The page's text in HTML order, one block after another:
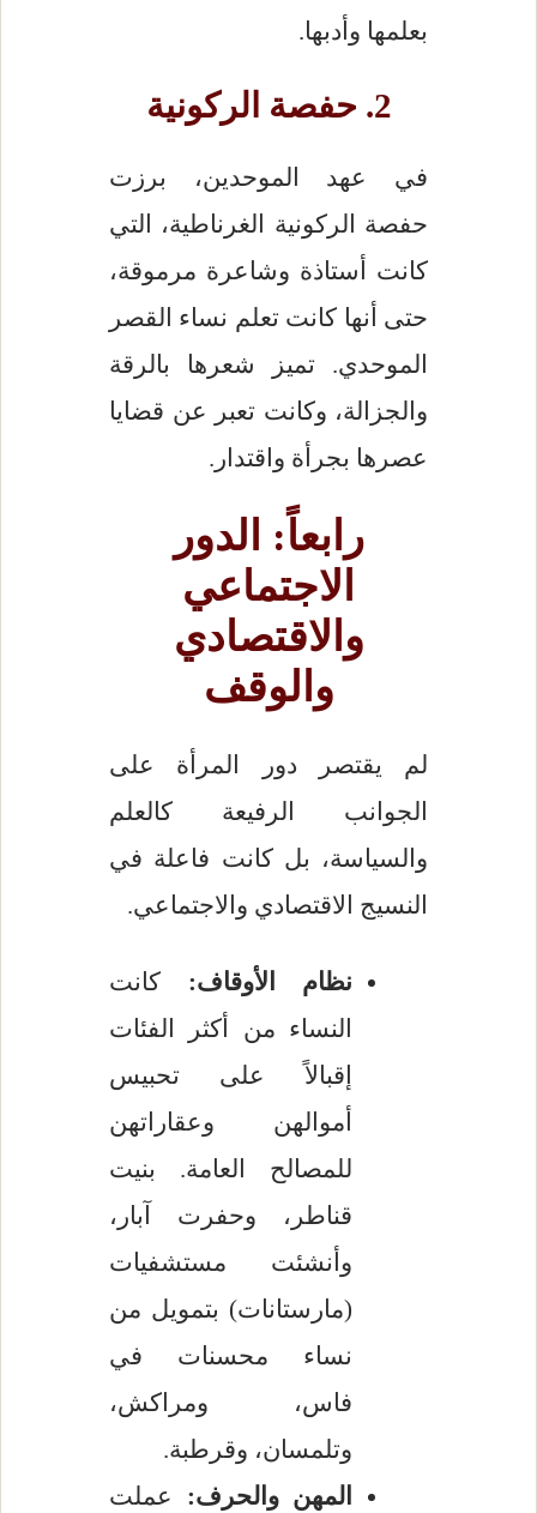
بعلمها وأدبها.
2. حفصة الركونية
في عهد الموحدين، برزت
حفصة الركونية الغرناطية، التي
كانت أستاذة وشاعرة مرموقة،
حتى أنها كانت تعلم نساء القصر
الموحدي. تميز شعرها بالرقة
والجزالة، وكانت تعبر عن قضايا
عصرها بجرأة واقتدار.
رابعاً: الدور
الاجتماعي
والاقتصادي
والوقف
لم يقتصر دور المرأة على
الجوانب الرفيعة كالعلم
والسياسة، بل كانت فاعلة في
النسيج الاقتصادي والاجتماعي.
نظام الأوقاف: كانت
النساء من أكثر الفئات
إقبالاً على تحبيس
أموالهن وعقاراتهن
للمصالح العامة. بنيت
قناطر، وحفرت آبار،
وأنشئت مستشفيات
(مارستانات) بتمويل من
نساء محسنات في
فاس، ومراكش،
وتلمسان، وقرطبة.
المهن والحرف: عملت